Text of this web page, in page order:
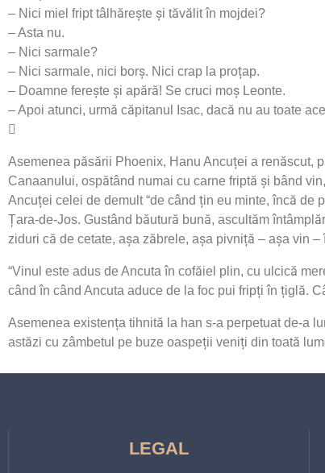
– Nici miel fript tâlhărește și tăvălit în mojdei?
– Asta nu.
– Nici sarmale?
– Nici sarmale, nici borș. Nici crap la proțap.
– Doamne ferește și apără! Se cruci moș Leonte.
– Apoi atunci, urmă căpitanul Isac, dacă nu au toate
Asemenea păsării Phoenix, Hanu Ancuței a renăscut,
Canaanului, ospătând numai cu carne friptă și bând
Ancuței celei de demult “de când țin eu minte, încă
Țara-de-Jos. Gustând băutură bună, ascultăm
ziduri că de cetate, așa zăbrele, așa pivniță – așa vin
“Vinul este adus de Ancuta în cofăiel plin, cu ulcică
când în când Ancuta aduce de la foc pui fripți în țiglă.
Asemenea existența tihnită la han s-a perpetuat de-a
astăzi cu zâmbetul pe buze oaspeții veniți din toată
LEGAL